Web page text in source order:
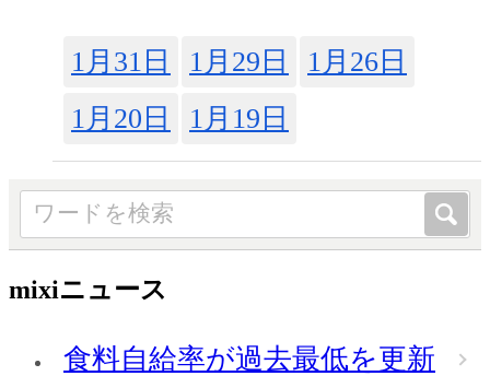
1月31日 1月29日
1月26日
1月20日
1月19日
mixiニュース
食料自給率が過去最低を更新